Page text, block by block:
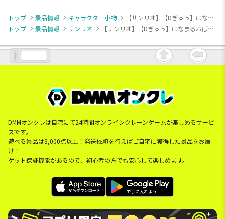
トップ 景品情報 キャラクター小物
【サンリオ】【Dぎゅっ】はなまるおばけ も～っと！毎日楽しいセリフ付きマスコット
トップ
景品情報 サンリオ 【サンリオ】【Dぎゅっ】はなまるおばけ も～っと！毎日楽しいセリフ付きマスコット
DMMオンクレは自宅にて24時間オンラインクレーンゲームが楽しめるサービ
スです。
遊べる景品は3,000点以上！発送依頼を行えばご自宅に獲得した景品をお届
け！
ゲット保証機能があるので、初心者の方でも安心して楽しめます。